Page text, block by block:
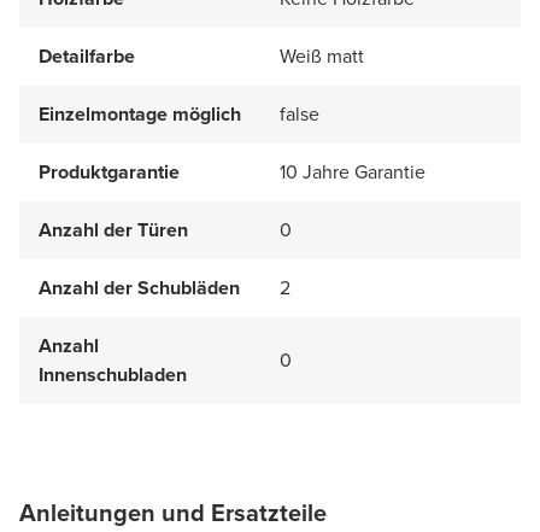
Detailfarbe Weiß matt
Einzelmontage möglich false
Produktgarantie 10 Jahre Garantie
Anzahl der Türen 0
Anzahl der Schubläden 2
Anzahl
Innenschubladen
0
Anleitungen und Ersatzteile